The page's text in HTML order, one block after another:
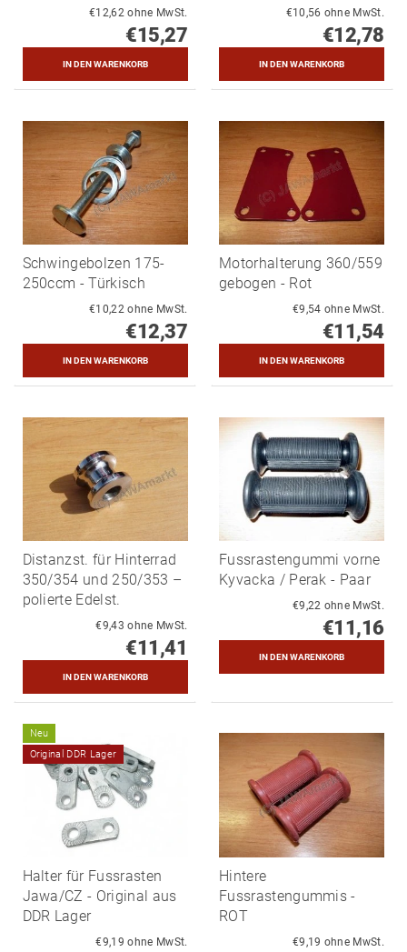
€12,62 ohne MwSt.
€15,27
€10,56 ohne MwSt.
€12,78
Schwingebolzen 175-
250ccm - Türkisch
€10,22 ohne MwSt.
€12,37
Motorhalterung 360/559
gebogen - Rot
€9,54 ohne MwSt.
€11,54
Distanzst. für Hinterrad
350/354 und 250/353 –
polierte Edelst.
€9,43 ohne MwSt.
€11,41
Fussrastengummi vorne
Kyvacka / Perak - Paar
€9,22 ohne MwSt.
€11,16
Neu
Original DDR Lager
Halter für Fussrasten
Jawa/CZ - Original aus
DDR Lager
€9,19 ohne MwSt.
Hintere
Fussrastengummis -
ROT
€9,19 ohne MwSt.